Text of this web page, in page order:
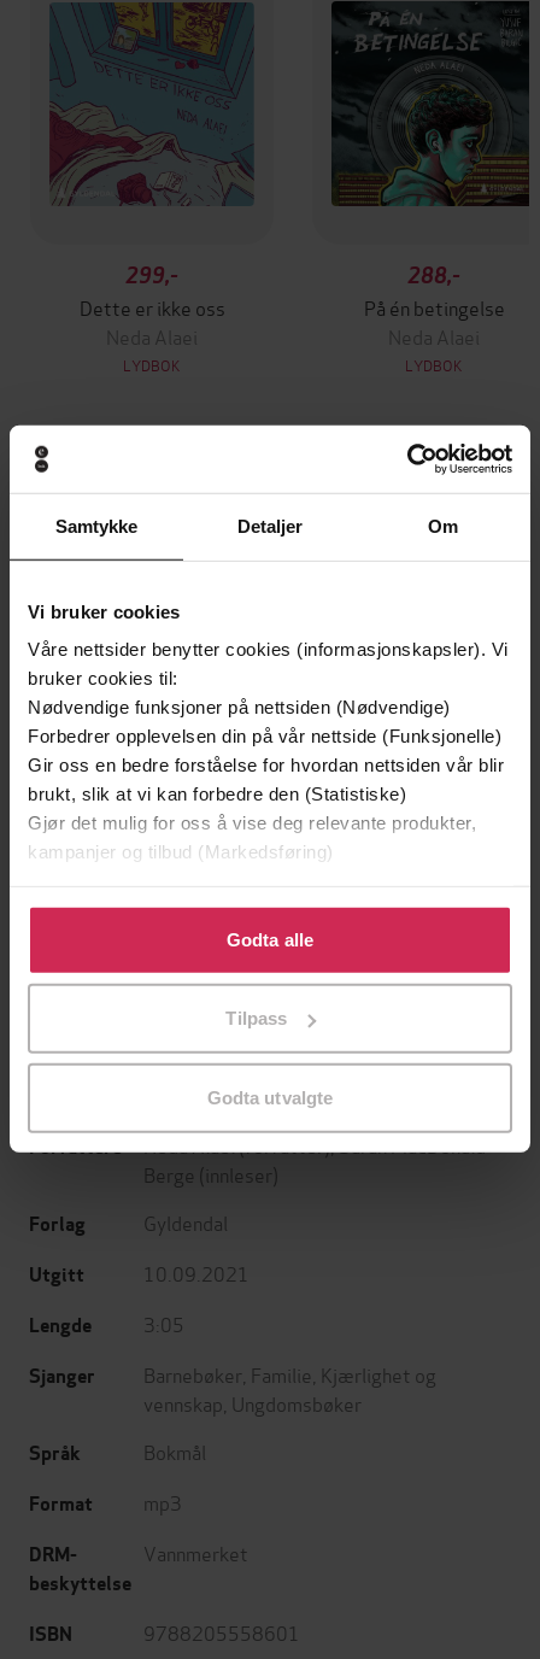
Samtykke Detaljer Om
Vi bruker cookies
Våre nettsider benytter cookies (informasjonskapsler). Vi
bruker cookies til:
Nødvendige funksjoner på nettsiden (Nødvendige)
Forbedrer opplevelsen din på vår nettside (Funksjonelle)
Gir oss en bedre forståelse for hvordan nettsiden vår blir
brukt, slik at vi kan forbedre den (Statistiske)
Gjør det mulig for oss å vise deg relevante produkter,
kampanjer og tilbud (Markedsføring)
Klikk på «Godta alle» for å gi oss ditt samtykke til å
bruke cookies for alle disse formålene. Du kan også
tilpasse ditt samtykke til spesifikke formål ved å klikke
Godta alle
Tilpass
Godta utvalgte
299,-
Dette er ikke oss
Neda Alaei
LYDBOK
288,-
På én betingelse
Neda Alaei
LYDBOK
Andre har også kjøpt
Premium
Jo Nesbø
Premium
Jørn Lier Horst
Forfattere Neda Alaei(forfatter),Sarah MacDonald
Berge (innleser)
Forlag Gyldendal
Utgitt 10.09.2021
Lengde 3:05
Sjanger Barnebøker Familie Kjærlighet og
vennskap Ungdomsbøker
Språk Bokmål
Format mp3
DRM-
beskyttelse
Vannmerket
ISBN 9788205558601